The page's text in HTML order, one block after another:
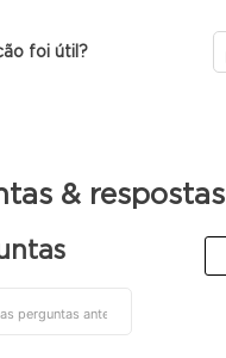
foi útil?
& respostas